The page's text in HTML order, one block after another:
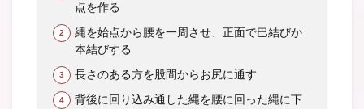
点を作る
縄を始点から腰を一周させ、正面で巴結びか
本結びする
長さのある方を股間からお尻に通す
背後に回り込み通した縄を腰に回った縄に下